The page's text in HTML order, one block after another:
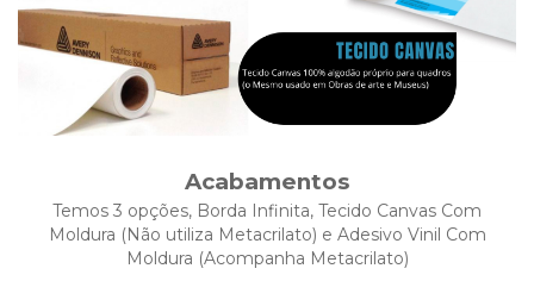
Acabamentos
Temos 3 opções, Borda Infinita, Tecido Canvas Com
Moldura (Não utiliza Metacrilato) e Adesivo Vinil Com
Moldura (Acompanha Metacrilato)